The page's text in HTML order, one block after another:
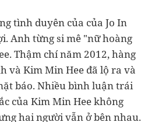
tình duyên của của Jo In
Anh từng si mê "nữ hoàng
Thậm chí năm 2012, hàng
và Kim Min Hee đã lộ ra và
báo. Nhiều bình luận trái
của Kim Min Hee không
hai người vẫn ở bên nhau.